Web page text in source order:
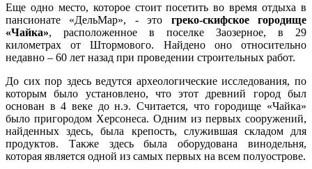
Еще одно место, которое стоит посетить во время отдыха в
пансионате «ДельМар», - это греко-скифское городище
«Чайка», расположенное в поселке Заозерное, в 29
километрах от Штормового. Найдено оно относительно
недавно – 60 лет назад при проведении строительных работ.
До сих пор здесь ведутся археологические исследования, по
которым было установлено, что этот древний город был
основан в 4 веке до н.э. Считается, что городище «Чайка»
было пригородом Херсонеса. Одним из первых сооружений,
найденных здесь, была крепость, служившая складом для
продуктов. Также здесь была оборудована винодельня,
которая является одной из самых первых на всем полуострове.